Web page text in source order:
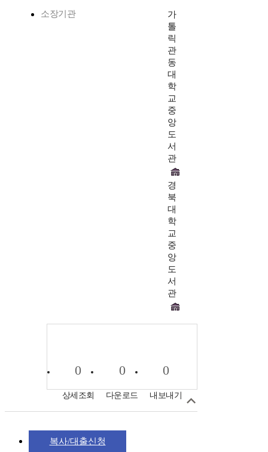
소장기관
가
톨
릭
관
동
대
학
교
중
앙
도
서
관
경
북
대
학
교
중
앙
도
서
관
0
상세조회
0
다운로드
0
내보내기
복사/대출신청